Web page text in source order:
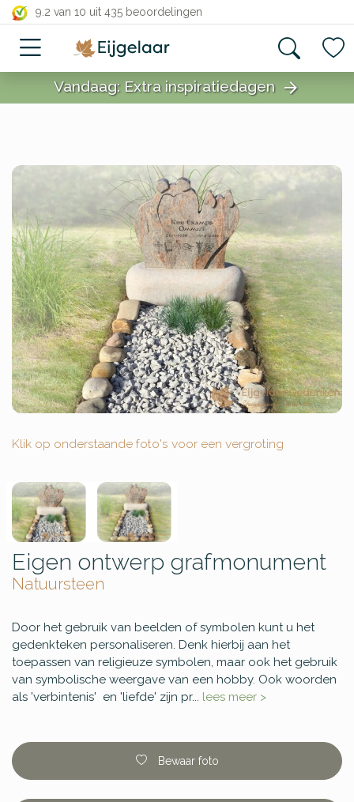
9.2 van 10 uit 435 beoordelingen
close
Vandaag: Extra inspiratiedagen arrow_forward
Klik op onderstaande foto's voor een vergroting
Eigen ontwerp grafmonument
Natuursteen
Door het gebruik van beelden of symbolen kunt u het
gedenkteken personaliseren. Denk hierbij aan het
toepassen van religieuze symbolen, maar ook het gebruik
van symbolische weergave van een hobby. Ook woorden
als 'verbintenis' en 'liefde' zijn pr... lees meer >
Bewaar foto